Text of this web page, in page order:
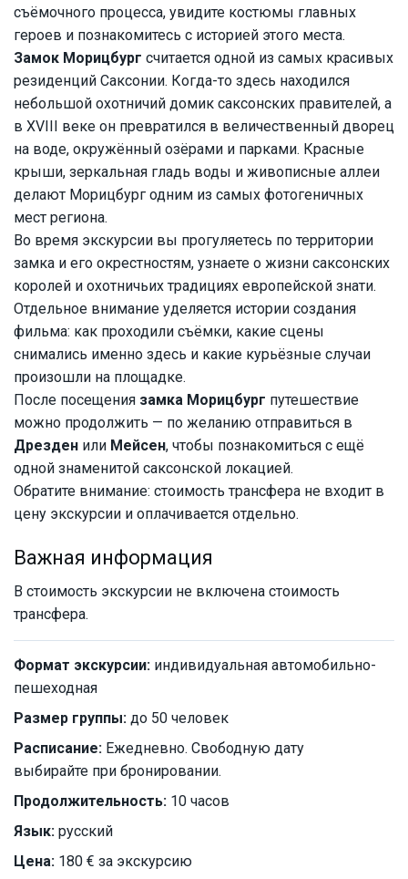
съёмочного процесса, увидите костюмы главных
героев и познакомитесь с историей этого места.
Замок Морицбург считается одной из самых красивых
резиденций Саксонии. Когда-то здесь находился
небольшой охотничий домик саксонских правителей, а
в XVIII веке он превратился в величественный дворец
на воде, окружённый озёрами и парками. Красные
крыши, зеркальная гладь воды и живописные аллеи
делают Морицбург одним из самых фотогеничных
мест региона.
Во время экскурсии вы прогуляетесь по территории
замка и его окрестностям, узнаете о жизни саксонских
королей и охотничьих традициях европейской знати.
Отдельное внимание уделяется истории создания
фильма: как проходили съёмки, какие сцены
снимались именно здесь и какие курьёзные случаи
произошли на площадке.
После посещения замка Морицбург путешествие
можно продолжить — по желанию отправиться в
Дрезден или Мейсен, чтобы познакомиться с ещё
одной знаменитой саксонской локацией.
Обратите внимание: стоимость трансфера не входит в
цену экскурсии и оплачивается отдельно.
Важная информация
В стоимость экскурсии не включена стоимость
трансфера.
Формат экскурсии: индивидуальная автомобильно-
пешеходная
Размер группы: до 50 человек
Расписание: Ежедневно. Свободную дату
выбирайте при бронировании.
Продолжительность: 10 часов
Язык: русский
Цена: 180 € за экскурсию